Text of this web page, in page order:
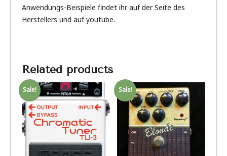
Anwendungs-Beispiele findet ihr auf der Seite des
Herstellers und auf youtube.
Related products
Sale! Sale!